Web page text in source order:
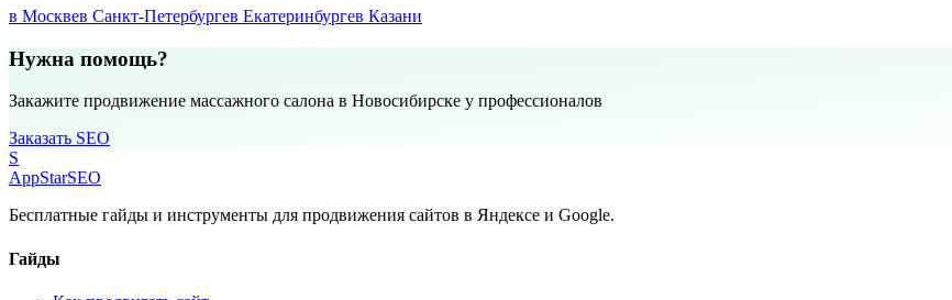
в Москвев Санкт-Петербургев Екатеринбургев Казани
Нужна помощь?
Закажите продвижение массажного салона в Новосибирске у профессионалов
Заказать SEO
S
AppStarSEO
Бесплатные гайды и инструменты для продвижения сайтов в Яндексе и Google.
Гайды